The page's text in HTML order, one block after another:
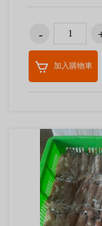
加入購物車